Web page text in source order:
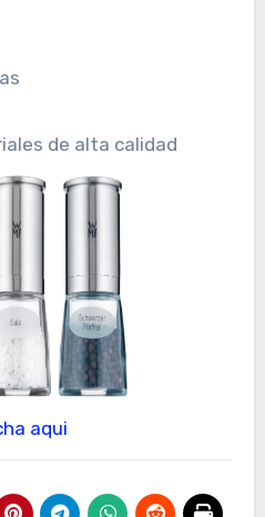
de alta calidad
aqui